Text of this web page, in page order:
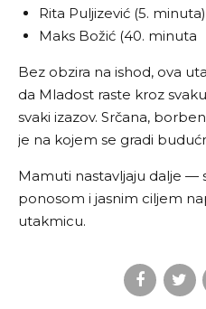
Rita Puljizević (5. minuta)
Maks Božić (40. minuta
Bez obzira na ishod, ova
da Mladost raste kroz
svaki izazov. Srčana,
je na kojem se gradi
Mamuti nastavljaju dalje —
ponosom i jasnim ciljem
utakmicu.